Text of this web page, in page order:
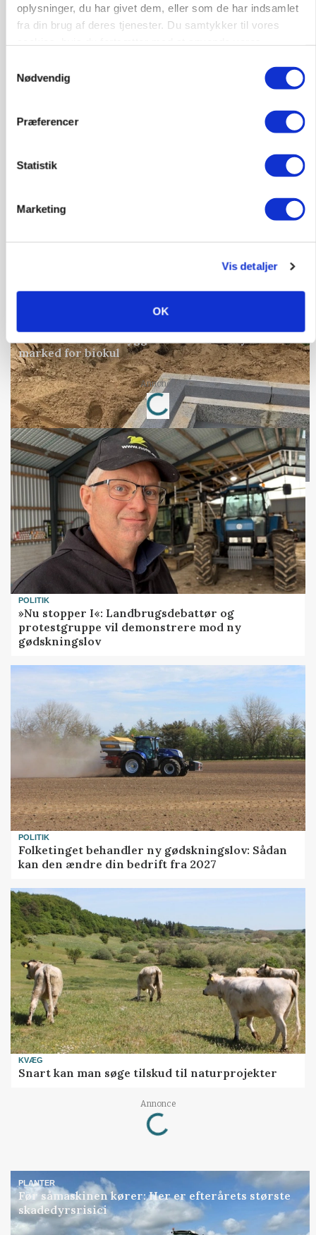
oplysninger, du har givet dem, eller som de har indsamlet
fra din brug af deres tjenester. Du samtykker til vores
Nødvendig
Præferencer
Statistik
Marketing
Vis detaljer
OK
BUSINESS
Ejer eller medejer? Nyt tv-format udfordrer
landbrugets ejerstruktur
Russisk mælkepris dykker 23 procent
marked for biokul
Annonce
Loading...
POLITIK
»Nu stopper I«: Landbrugsdebattør og
protestgruppe vil demonstrere mod ny
gødskningslov
POLITIK
Folketinget behandler ny gødskningslov: Sådan
kan den ændre din bedrift fra 2027
KVÆG
Snart kan man søge tilskud til naturprojekter
Annonce
Loading...
PLANTER
Før såmaskinen kører: Her er efterårets største
skadedyrsrisici